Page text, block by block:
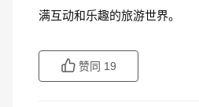
满互动和乐趣的旅游世界。
赞同 19